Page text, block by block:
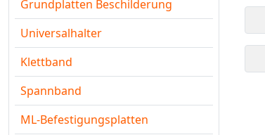
Grundplatten Beschilderung
Universalhalter
Klettband
Spannband
ML-Befestigungsplatten